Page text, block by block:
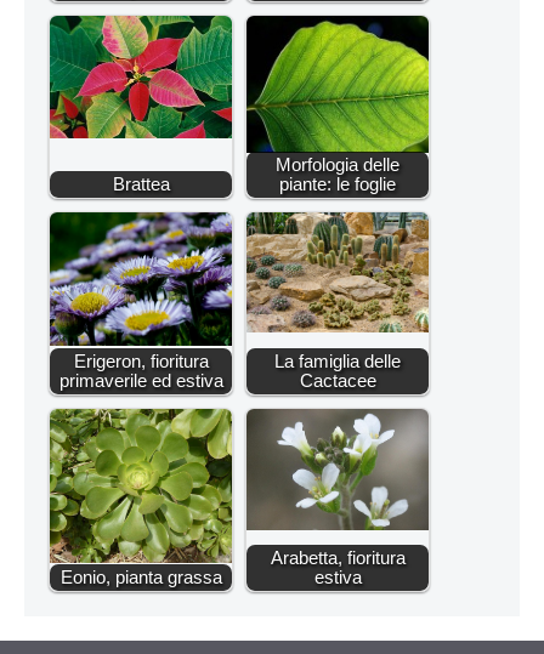
Brattea
Morfologia delle
piante: le foglie
Erigeron, fioritura
primaverile ed estiva
La famiglia delle
Cactacee
Eonio, pianta grassa
Arabetta, fioritura
estiva